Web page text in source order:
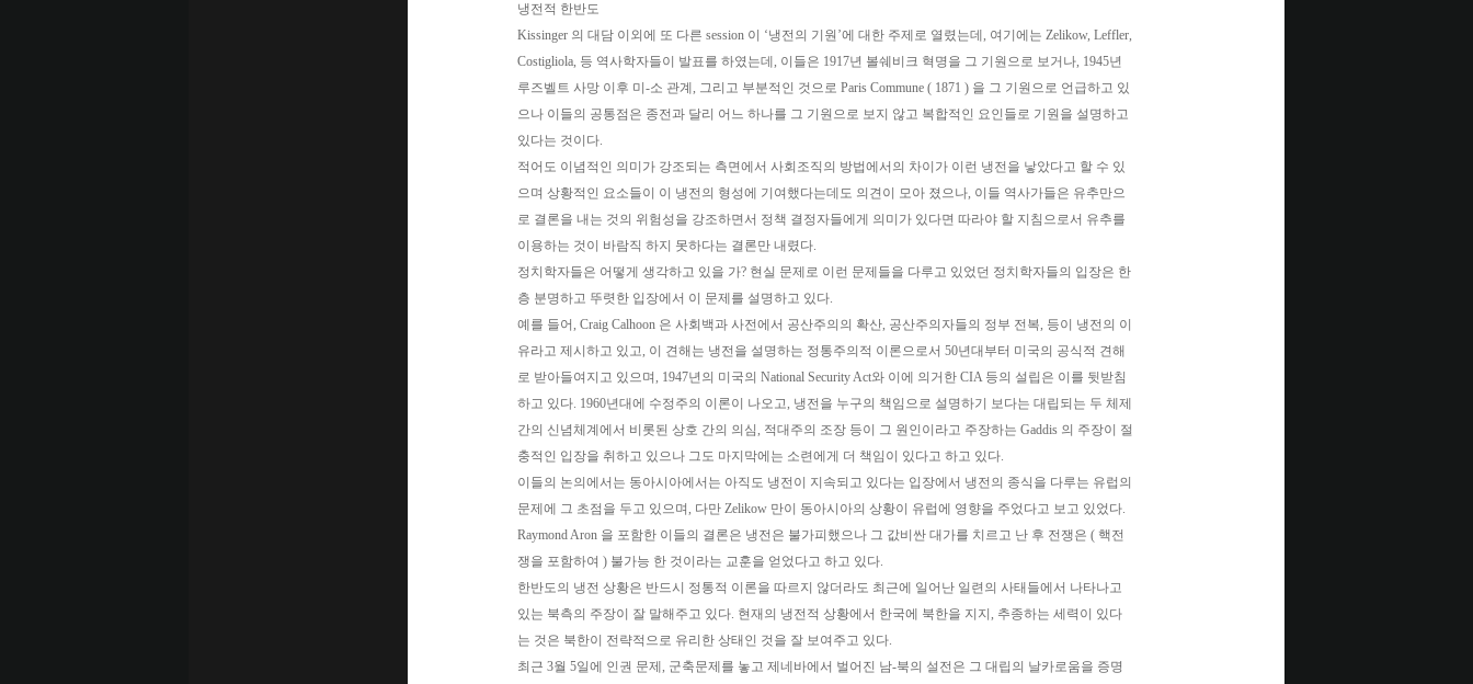
냉전적 한반도
Kissinger 의 대담 이외에 또 다른 session 이 ‘냉전의 기원’에 대한 주제로 열렸는데, 여기에는 Zelikow, Leffler,
Costigliola, 등 역사학자들이 발표를 하였는데, 이들은 1917년 볼쉐비크 혁명을 그 기원으로 보거나, 1945년
루즈벨트 사망 이후 미-소 관계, 그리고 부분적인 것으로 Paris Commune ( 1871 ) 을 그 기원으로 언급하고 있
으나 이들의 공통점은 종전과 달리 어느 하나를 그 기원으로 보지 않고 복합적인 요인들로 기원을 설명하고
있다는 것이다.
적어도 이념적인 의미가 강조되는 측면에서 사회조직의 방법에서의 차이가 이런 냉전을 낳았다고 할 수 있
으며 상황적인 요소들이 이 냉전의 형성에 기여했다는데도 의견이 모아 졌으나, 이들 역사가들은 유추만으
로 결론을 내는 것의 위험성을 강조하면서 정책 결정자들에게 의미가 있다면 따라야 할 지침으로서 유추를
이용하는 것이 바람직 하지 못하다는 결론만 내렸다.
정치학자들은 어떻게 생각하고 있을 가? 현실 문제로 이런 문제들을 다루고 있었던 정치학자들의 입장은 한
층 분명하고 뚜렷한 입장에서 이 문제를 설명하고 있다.
예를 들어, Craig Calhoon 은 사회백과 사전에서 공산주의의 확산, 공산주의자들의 정부 전복, 등이 냉전의 이
유라고 제시하고 있고, 이 견해는 냉전을 설명하는 정통주의적 이론으로서 50년대부터 미국의 공식적 견해
로 받아들여지고 있으며, 1947년의 미국의 National Security Act와 이에 의거한 CIA 등의 설립은 이를 뒷받침
하고 있다. 1960년대에 수정주의 이론이 나오고, 냉전을 누구의 책임으로 설명하기 보다는 대립되는 두 체제
간의 신념체계에서 비롯된 상호 간의 의심, 적대주의 조장 등이 그 원인이라고 주장하는 Gaddis 의 주장이 절
충적인 입장을 취하고 있으나 그도 마지막에는 소련에게 더 책임이 있다고 하고 있다.
이들의 논의에서는 동아시아에서는 아직도 냉전이 지속되고 있다는 입장에서 냉전의 종식을 다루는 유럽의
문제에 그 초점을 두고 있으며, 다만 Zelikow 만이 동아시아의 상황이 유럽에 영향을 주었다고 보고 있었다.
Raymond Aron 을 포함한 이들의 결론은 냉전은 불가피했으나 그 값비싼 대가를 치르고 난 후 전쟁은 ( 핵전
쟁을 포함하여 ) 불가능 한 것이라는 교훈을 얻었다고 하고 있다.
한반도의 냉전 상황은 반드시 정통적 이론을 따르지 않더라도 최근에 일어난 일련의 사태들에서 나타나고
있는 북측의 주장이 잘 말해주고 있다. 현재의 냉전적 상황에서 한국에 북한을 지지, 추종하는 세력이 있다
는 것은 북한이 전략적으로 유리한 상태인 것을 잘 보여주고 있다.
최근 3월 5일에 인권 문제, 군축문제를 놓고 제네바에서 벌어진 남-북의 설전은 그 대립의 날카로움을 증명